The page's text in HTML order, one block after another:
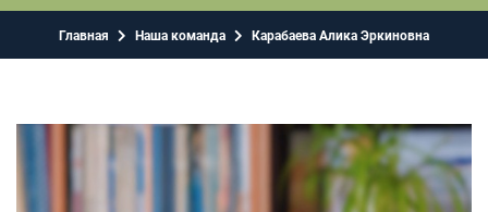
Главная Наша команда Карабаева Алика Эркиновна